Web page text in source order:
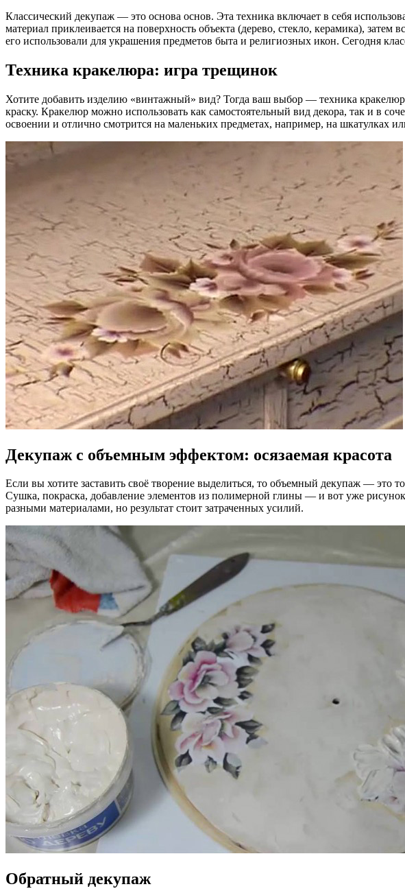
Классический декупаж — это основа основ. Эта техника включает в себя
материал приклеивается на поверхность объекта (дерево, стекло, керамика),
его использовали для украшения предметов быта и религиозных икон. Сегодня
Техника кракелюра: игра трещинок
Хотите добавить изделию «винтажный» вид? Тогда ваш выбор — техника
краску. Кракелюр можно использовать как самостоятельный вид декора, так и в
освоении и отлично смотрится на маленьких предметах, например, на шкатулках
Декупаж с объемным эффектом: осязаемая красота
Если вы хотите заставить своё творение выделиться, то объемный декупаж — это
Сушка, покраска, добавление элементов из полимерной глины — и вот уже
разными материалами, но результат стоит затраченных усилий.
Обратный декупаж